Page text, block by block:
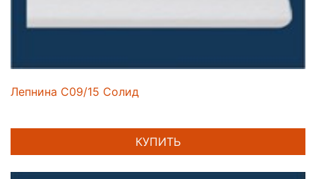
Лепнина C09/15 Солид
КУПИТЬ